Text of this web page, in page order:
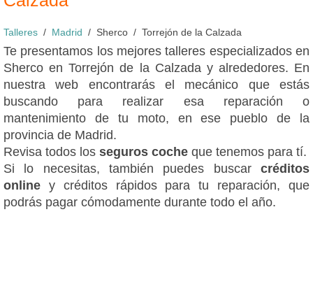
Talleres Madrid Sherco Torrejón de la Calzada
Te presentamos los mejores talleres especializados en
Sherco en Torrejón de la Calzada y alrededores. En
nuestra web encontrarás el mecánico que estás
buscando para realizar esa reparación o
mantenimiento de tu moto, en ese pueblo de la
provincia de Madrid.
Revisa todos los seguros coche que tenemos para tí.
Si lo necesitas, también puedes buscar créditos
online y créditos rápidos para tu reparación, que
podrás pagar cómodamente durante todo el año.